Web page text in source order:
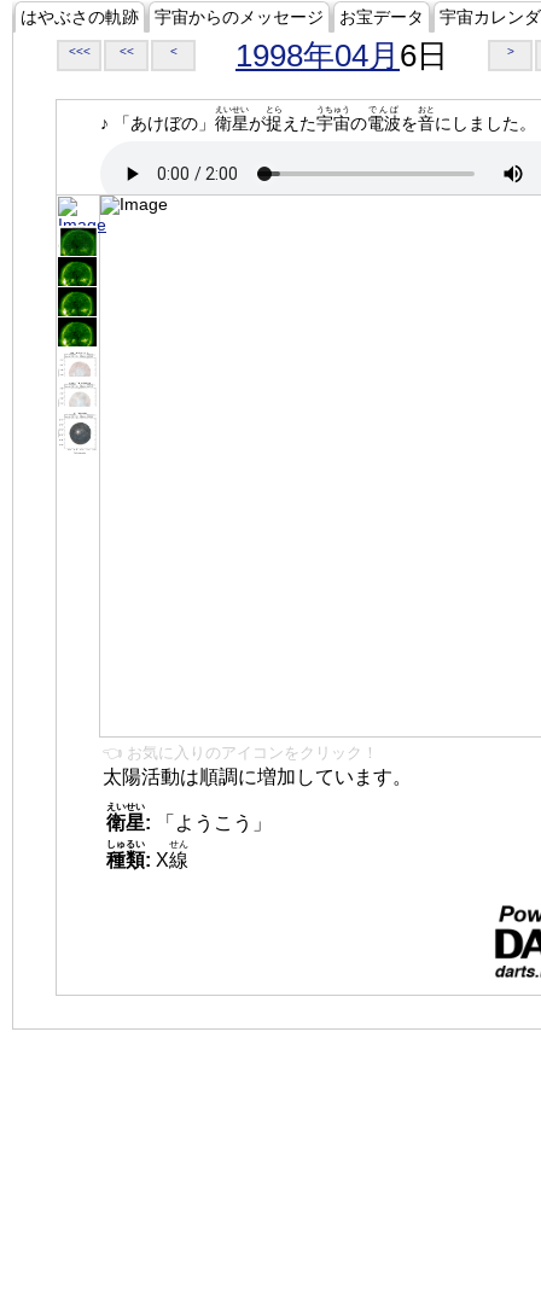
はやぶさの軌跡 宇宙からのメッセージ お宝データ 宇宙カレン
<<< << < 1998年04月 6日 >
♪ 「あけぼの」 衛星
えいせい
が捉
とら
えた宇宙
うちゅう
の電波
でんぱ
を音
おと
にしました。
👈 お気に入りのアイコンをクリック！
太陽活動は順調に増加しています。
衛星
えいせい
:
「ようこう」
種類
しゅるい
: X線
せん